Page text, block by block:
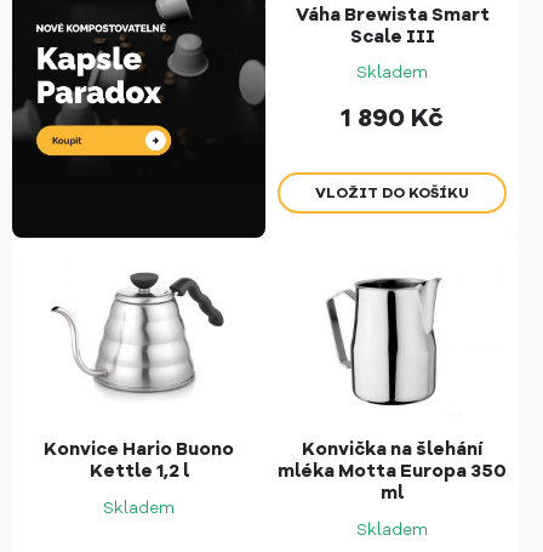
Váha Brewista Smart
Scale III
Skladem
1 890 Kč
Konvice Hario Buono
Kettle 1,2 l
Skladem
Konvička na šlehání
mléka Motta Europa 350
ml
Skladem